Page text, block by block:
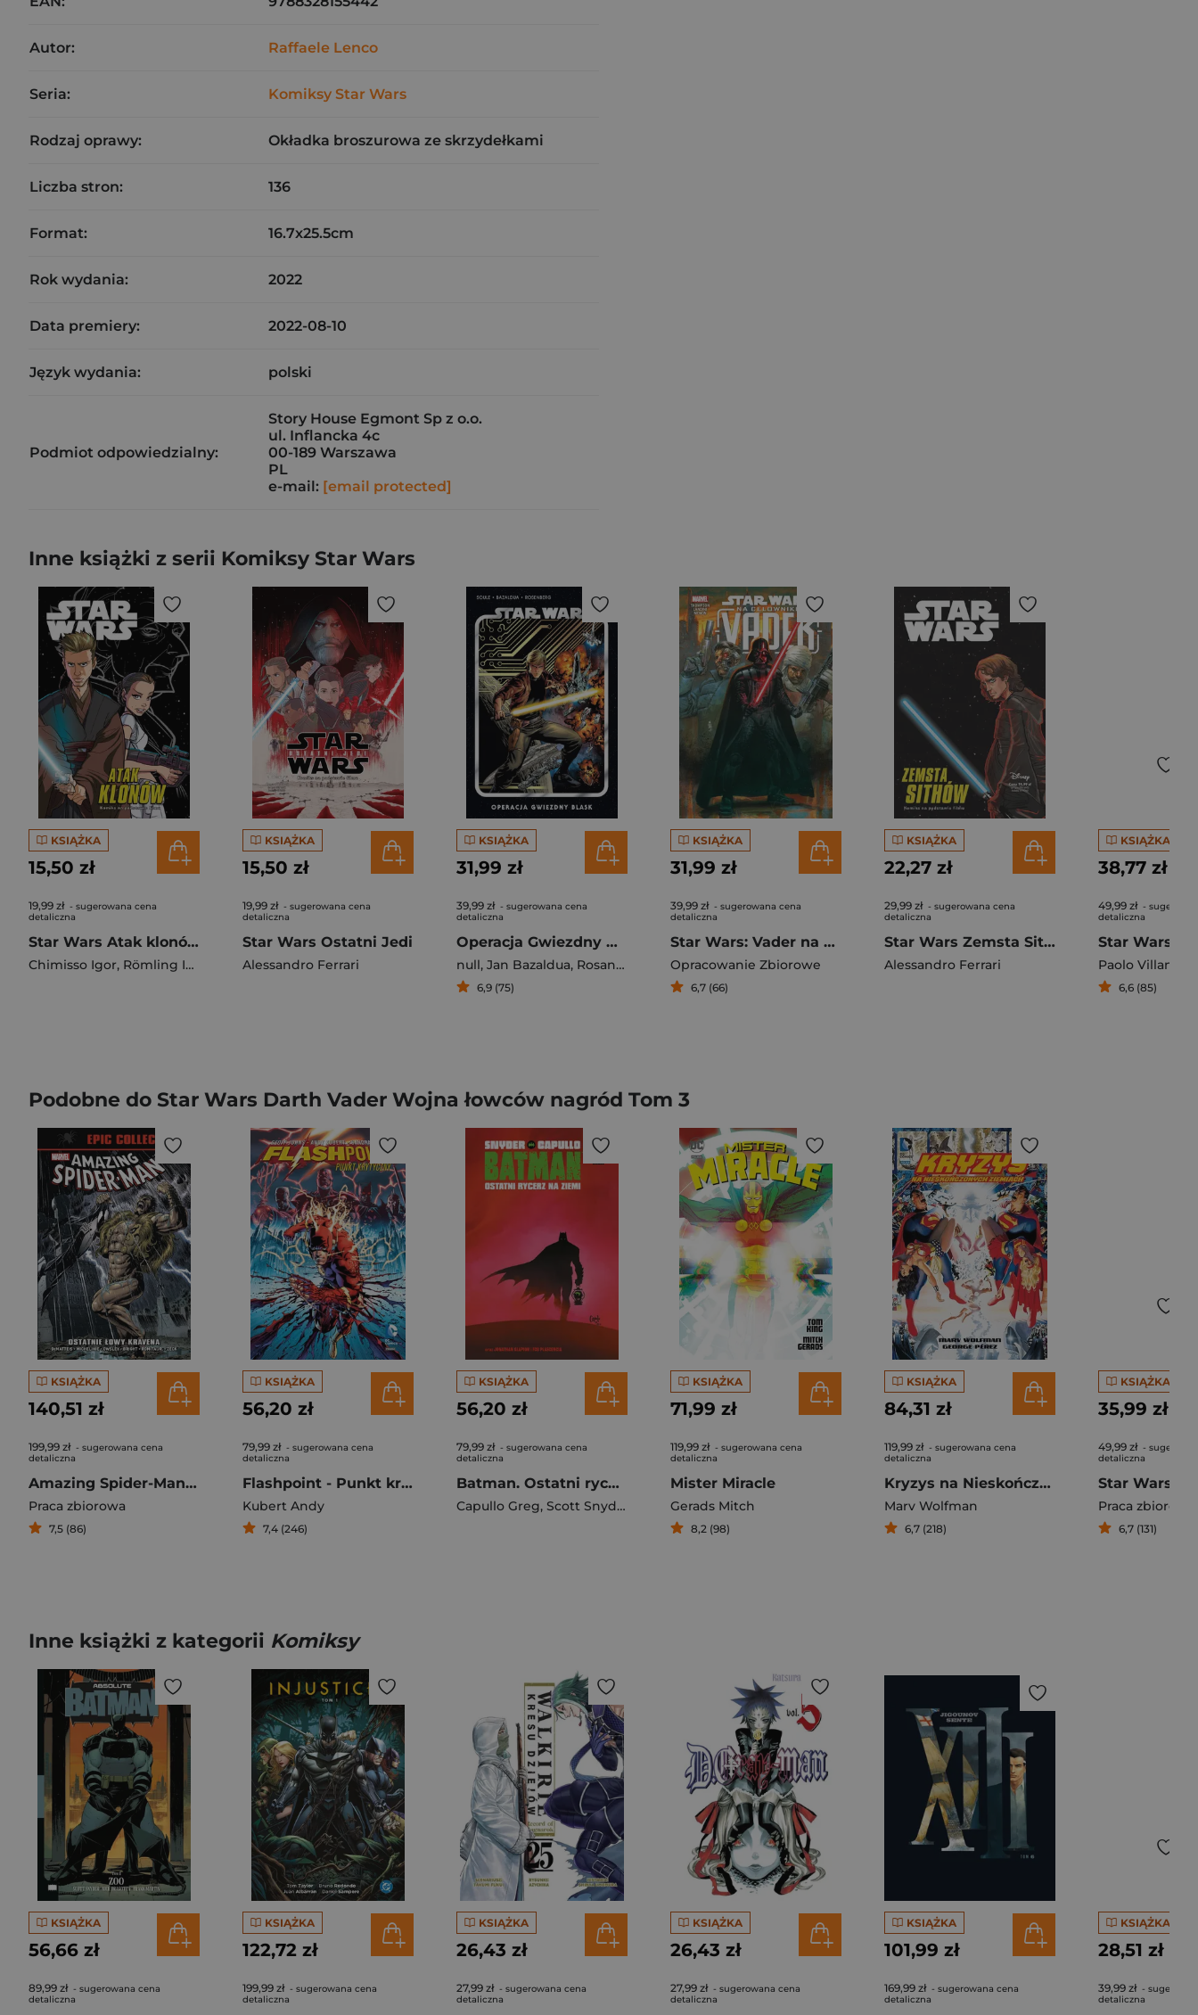
Autor: Raffaele Lenco
Seria: Komiksy Star Wars
Rodzaj oprawy: Okładka broszurowa ze skrzydełkami
Liczba stron: 136
Format: 16.7x25.5cm
Rok wydania: 2022
Data premiery: 2022-08-10
Język wydania: polski
Podmiot odpowiedzialny:
Story House Egmont Sp z o.o.
ul. Inflancka 4c
00-189 Warszawa
PL
e-mail: [email protected]
Inne książki z serii Komiksy Star Wars
KSIĄŻKA
15,50 zł
19,99 zł - sugerowana cena
detaliczna
Star Wars Atak klonów / komiks /
Chimisso Igor, Römling Ingo
KSIĄŻKA
15,50 zł
19,99 zł - sugerowana cena
detaliczna
Star Wars Ostatni Jedi
Alessandro Ferrari
KSIĄŻKA
31,99 zł
39,99 zł - sugerowana cena
detaliczna
Operacja Gwiezdny Blask. Star Wars. Marvel. Tom 2
null, Jan Bazaldua, Rosanas Ramon ,Charles Soule
6,9 (75)
KSIĄŻKA
31,99 zł
39,99 zł - sugerowana cena
detaliczna
Star Wars: Vader na celowniku
Opracowanie Zbiorowe
6,7 (66)
KSIĄŻKA
22,27 zł
29,99 zł - sugerowana cena
detaliczna
Star Wars Zemsta Sithów
Alessandro Ferrari
KSIĄŻKA
38,77 zł
49,99 zł -
detaliczna
Paolo Villanelli
6,6 (85)
Podobne do Star Wars Darth Vader Wojna łowców nagród Tom 3
KSIĄŻKA
140,51 zł
199,99 zł - sugerowana cena
detaliczna
Amazing Spider-Man. Epic Collection. Ostatnie łowy Kravena
Praca zbiorowa
7,5 (86)
KSIĄŻKA
56,20 zł
79,99 zł - sugerowana cena
detaliczna
Flashpoint - Punkt krytyczny
Kubert Andy
7,4 (246)
KSIĄŻKA
56,20 zł
79,99 zł - sugerowana cena
detaliczna
Batman. Ostatni rycerz na Ziemi
Capullo Greg, Scott Snyder
KSIĄŻKA
71,99 zł
119,99 zł - sugerowana cena
detaliczna
Mister Miracle
Gerads Mitch
8,2 (98)
KSIĄŻKA
84,31 zł
119,99 zł - sugerowana cena
detaliczna
Kryzys na Nieskończonych Ziemiach
Marv Wolfman
6,7 (218)
KSIĄŻKA
35,99 zł
49,99 zł -
detaliczna
Praca zbiorowa
6,7 (131)
Inne książki z kategorii Komiksy
KSIĄŻKA
56,66 zł
89,99 zł - sugerowana cena
detaliczna
KSIĄŻKA
122,72 zł
199,99 zł - sugerowana cena
detaliczna
KSIĄŻKA
26,43 zł
27,99 zł - sugerowana cena
detaliczna
KSIĄŻKA
26,43 zł
27,99 zł - sugerowana cena
detaliczna
KSIĄŻKA
101,99 zł
169,99 zł - sugerowana cena
detaliczna
KSIĄŻKA
28,51 zł
39,99 zł -
detaliczna